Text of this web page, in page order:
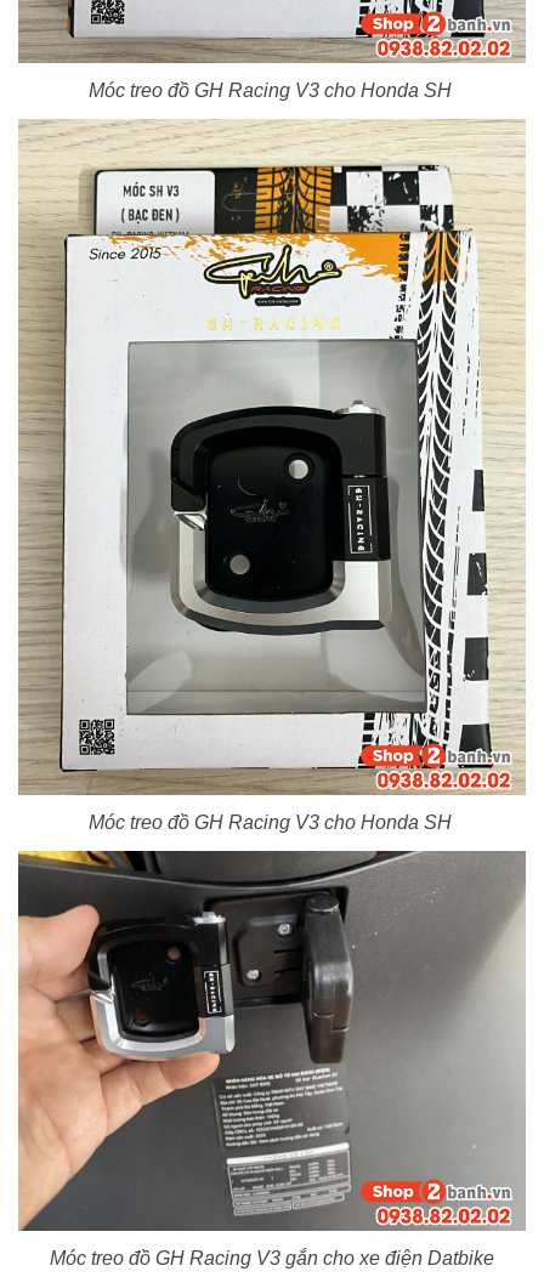
Móc treo đồ GH Racing V3 cho Honda SH
Móc treo đồ GH Racing V3 cho Honda SH
Móc treo đồ GH Racing V3 gắn cho xe điện Datbike